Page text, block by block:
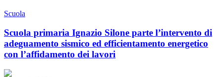
Scuola
Scuola primaria Ignazio Silone parte l’intervento di
adeguamento sismico ed efficientamento energetico
con l’affidamento dei lavori